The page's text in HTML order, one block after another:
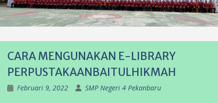
CARA MENGUNAKAN E-LIBRARY
PERPUSTAKAANBAITULHIKMAH
Februari 9, 2022 SMP Negeri 4 Pekanbaru